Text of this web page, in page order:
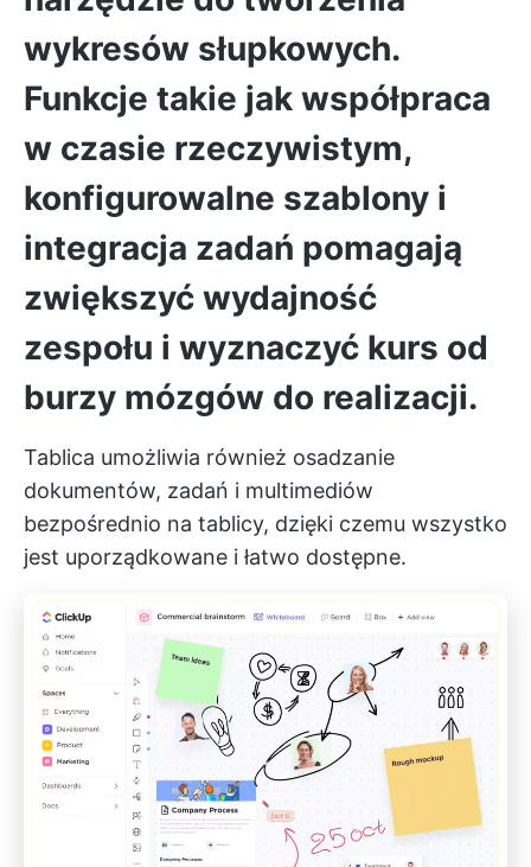
wykresów słupkowych.
Funkcje takie jak współpraca
w czasie rzeczywistym,
konfigurowalne szablony i
integracja zadań pomagają
zwiększyć wydajność
zespołu i wyznaczyć kurs od
burzy mózgów do realizacji.
Tablica umożliwia również osadzanie
dokumentów, zadań i multimediów
bezpośrednio na tablicy, dzięki czemu wszystko
jest uporządkowane i łatwo dostępne.